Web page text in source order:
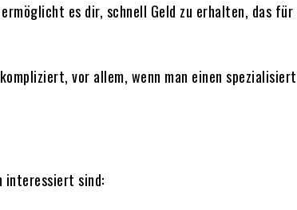
es dir, schnell Geld zu erhalten, das
vor allem, wenn man einen
interessiert sind: